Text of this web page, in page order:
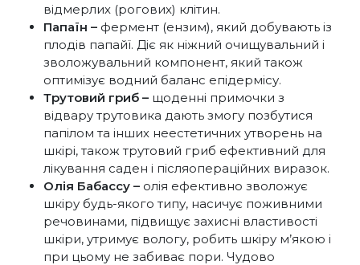
відмерлих (рогових) клітин.
Папаїн – фермент (ензим), який добувають із
плодів папайї. Діє як ніжний очищувальний і
зволожувальний компонент, який також
оптимізує водний баланс епідермісу.
Трутовий гриб – щоденні примочки з
відвару трутовика дають змогу позбутися
папілом та інших неестетичних утворень на
шкірі, також трутовий гриб ефективний для
лікування саден і післяопераційних виразок.
Олія Бабассу – олія ефективно зволожує
шкіру будь-якого типу, насичує поживними
речовинами, підвищує захисні властивості
шкіри, утримує вологу, робить шкіру м’якою і
при цьому не забиває пори. Чудово